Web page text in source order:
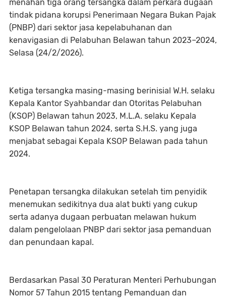
menahan tiga orang tersangka dalam perkara dugaan
tindak pidana korupsi Penerimaan Negara Bukan Pajak
(PNBP) dari sektor jasa kepelabuhanan dan
kenavigasian di Pelabuhan Belawan tahun 2023–2024,
Selasa (24/2/2026).
Ketiga tersangka masing-masing berinisial W.H. selaku
Kepala Kantor Syahbandar dan Otoritas Pelabuhan
(KSOP) Belawan tahun 2023, M.L.A. selaku Kepala
KSOP Belawan tahun 2024, serta S.H.S. yang juga
menjabat sebagai Kepala KSOP Belawan pada tahun
2024.
Penetapan tersangka dilakukan setelah tim penyidik
menemukan sedikitnya dua alat bukti yang cukup
serta adanya dugaan perbuatan melawan hukum
dalam pengelolaan PNBP dari sektor jasa pemanduan
dan penundaan kapal.
Berdasarkan Pasal 30 Peraturan Menteri Perhubungan
Nomor 57 Tahun 2015 tentang Pemanduan dan